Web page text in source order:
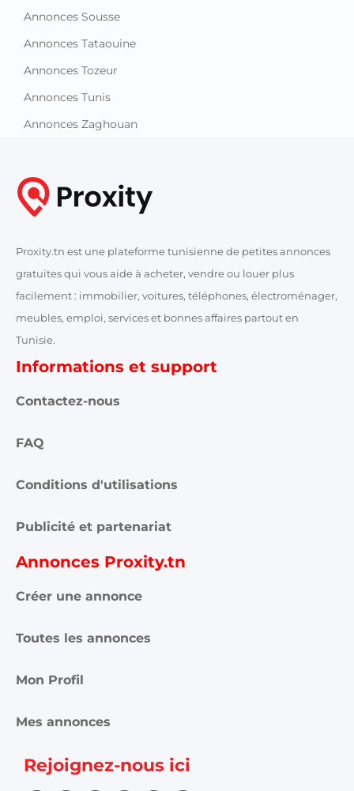
Annonces Sousse
Annonces Tataouine
Annonces Tozeur
Annonces Tunis
Annonces Zaghouan
Proxity.tn est une plateforme tunisienne de petites annonces
gratuites qui vous aide à acheter, vendre ou louer plus
facilement : immobilier, voitures, téléphones, électroménager,
meubles, emploi, services et bonnes affaires partout en
Tunisie.
Informations et support
Contactez-nous
FAQ
Conditions d'utilisations
Publicité et partenariat
Annonces Proxity.tn
Créer une annonce
Toutes les annonces
Mon Profil
Mes annonces
Rejoignez-nous ici